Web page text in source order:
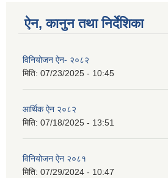
ऐन, कानुन तथा निर्देशिका
विनियोजन ऐन- २०८२
मिति: 07/23/2025 - 10:45
आर्थिक ऐन २०८२
मिति: 07/18/2025 - 13:51
विनियोजन ऐन २०८१
मिति: 07/29/2024 - 10:47